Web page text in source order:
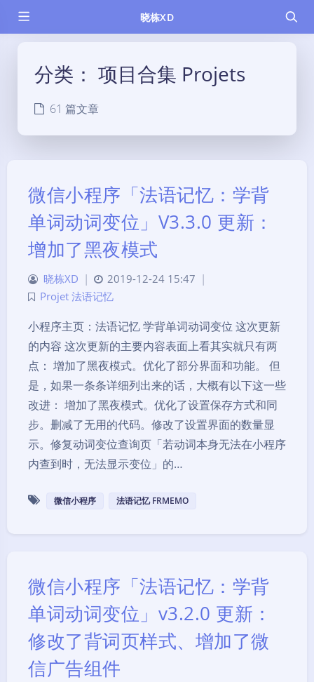
晓栋XD
分类： 项目合集 Projets
61 篇文章
微信小程序「法语记忆：学背
单词动词变位」V3.3.0 更新：
增加了黑夜模式
晓栋XD | 2019-12-24 15:47 |
Projet 法语记忆
小程序主页：法语记忆 学背单词动词变位 这次更新
的内容 这次更新的主要内容表面上看其实就只有两
点： 增加了黑夜模式。优化了部分界面和功能。 但
是，如果一条条详细列出来的话，大概有以下这一些
改进： 增加了黑夜模式。优化了设置保存方式和同
步。删减了无用的代码。修改了设置界面的数量显
示。修复动词变位查询页「若动词本身无法在小程序
内查到时，无法显示变位」的…
微信小程序 法语记忆 FRMEMO
微信小程序「法语记忆：学背
单词动词变位」v3.2.0 更新：
修改了背词页样式、增加了微
信广告组件